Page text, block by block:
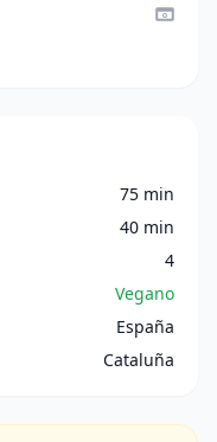
75 min
40 min
4
Vegano
España
Cataluña